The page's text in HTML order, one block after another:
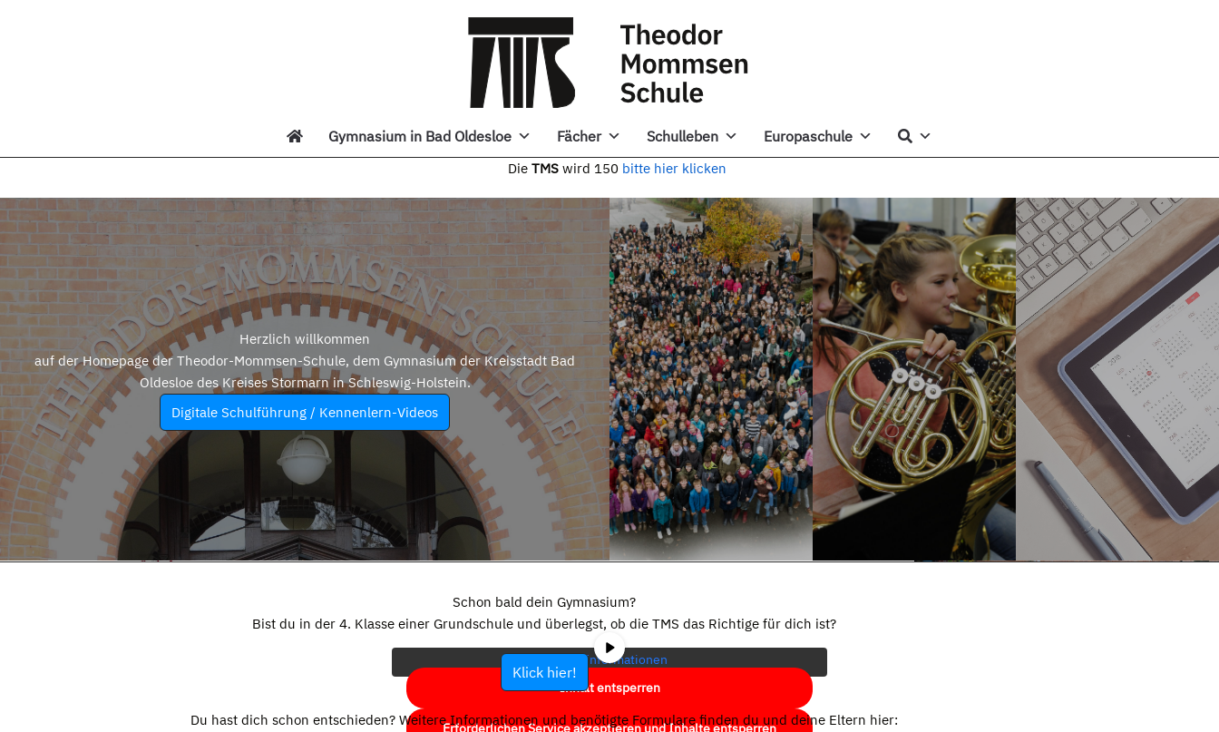
Gymnasium in Bad Oldesloe Fächer Schulleben Europaschule
Die TMS wird 150 bitte hier klicken
Herzlich willkommen
auf der Homepage der Theodor-Mommsen-Schule, dem Gymnasium der Kreisstadt Bad
Oldesloe des Kreises Stormarn in Schleswig-Holstein.
Digitale Schulführung / Kennenlern-Videos
eigentlichen Inhalt zuzugreifen, klicken Sie auf die Schaltfläche unten.
Bitte beachten Sie, dass dabei Daten an Drittanbieter weitergegeben
werden.
Mehr Informationen
Inhalt entsperren
Erforderlichen Service akzeptieren und Inhalte entsperren
Schon bald dein Gymnasium?
Bist du in der 4. Klasse einer Grundschule und überlegst, ob die TMS das Richtige für dich ist?
Klick hier!
Du hast dich schon entschieden? Weitere Informationen und benötigte Formulare finden du und deine Eltern hier: